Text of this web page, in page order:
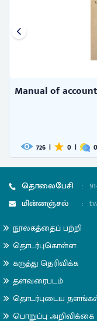
Manual of
726 | 0 | 0
தொலைபேசி :
மின்னஞ்சல்
:
நூலகத்தைப் பற்றி
தொடர்புகொள்ள
கருத்து தெரிவிக்க
தளவரைபடம்
தொடர்புடைய
பொறுப்பு அறிவிக்கை